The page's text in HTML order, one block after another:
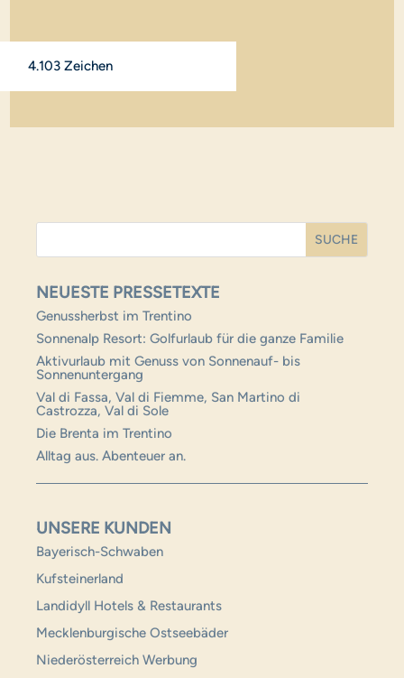
4.103 Zeichen
NEUESTE PRESSETEXTE
Genussherbst im Trentino
Sonnenalp Resort: Golfurlaub für die ganze Familie
Aktivurlaub mit Genuss von Sonnenauf- bis
Sonnenuntergang
Val di Fassa, Val di Fiemme, San Martino di
Castrozza, Val di Sole
Die Brenta im Trentino
Alltag aus. Abenteuer an.
UNSERE KUNDEN
Bayerisch-Schwaben
Kufsteinerland
Landidyll Hotels & Restaurants
Mecklenburgische Ostseebäder
Niederösterreich Werbung